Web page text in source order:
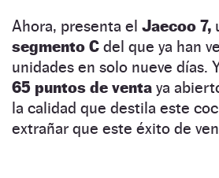
Ahora, presenta el Jaecoo 7,
segmento C del que ya han
unidades en solo nueve días.
65 puntos de venta ya
la calidad que destila este
extrañar que este éxito de